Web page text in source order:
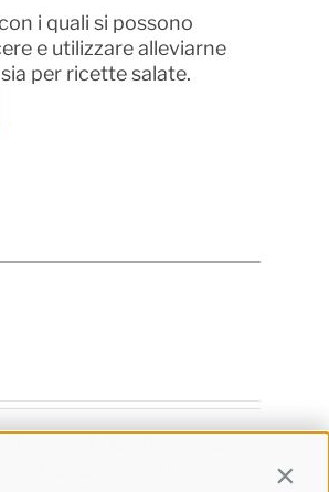
i quali si possono
e utilizzare alleviarne
per ricette salate.
il significato che